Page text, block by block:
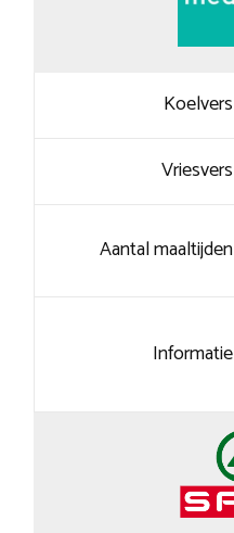
Koelvers
Vriesvers
Aantal maaltijden
Informatie